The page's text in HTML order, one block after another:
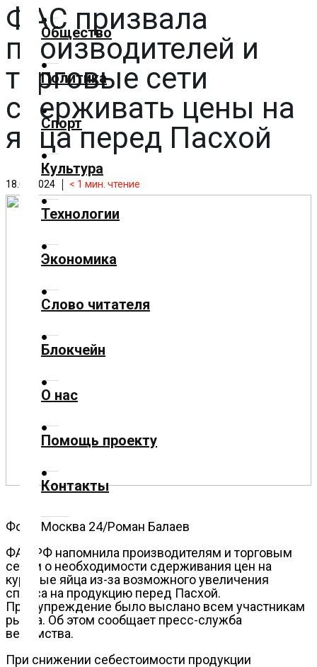
Главная
Добавить
материал
Популярные
новости
Общество
Политика
Экономика
Слово
Блокчейн
О
Помощь
проекту
Контакты
Общество
Политика
Спорт
Культура
Технологии
Экономика
Слово читателя
Блокчейн
О нас
Помощь проекту
Контакты
ФАС призвала
производителей и
торговые сети
сдерживать цены на
яйца перед Пасхой
18.04.2024 < 1 мин. чтение
Фото: Москва 24/Роман Балаев
ФАС РФ напомнила производителям и торговым
сетям о необходимости сдерживания цен на
куриные яйца из-за возможного увеличения
спроса на продукцию перед Пасхой.
Предупреждение было выслано всем участникам
рынка. Об этом сообщает пресс-служба
ведомства.
При снижении себестоимости продукции